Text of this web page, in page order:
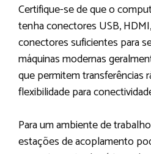
Certifique-se de que o
tenha conectores USB,
conectores suficientes para
máquinas modernas
que permitem transferências
flexibilidade para
Para um ambiente de
estações de acoplamento